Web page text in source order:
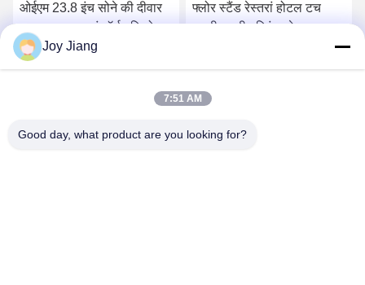
ओईएम 23.8 इंच सोने की दीवार
पर घुड़सवार स्वयं ऑर्डर कियोस्क
के साथ पोस्ट होल्डर एंड्रॉयड /
विंडोजसर्वोत्तम मूल्य प्राप्त करें
फ्लोर स्टैंड रेस्तरां होटल टच
स्क्रीन रसीद प्रिंटर के साथ स्वयं
सर्वोत्तम मूल्य प्राप्त करें
Joy Jiang
7:51 AM
Good day, what product are you looking for?